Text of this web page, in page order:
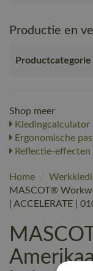
Productie en
Productcategorie
Shop meer
Kledingcalculator
Ergonomische
Reflectie-effecten
Home /
MASCOT®
| ACCELERATE |